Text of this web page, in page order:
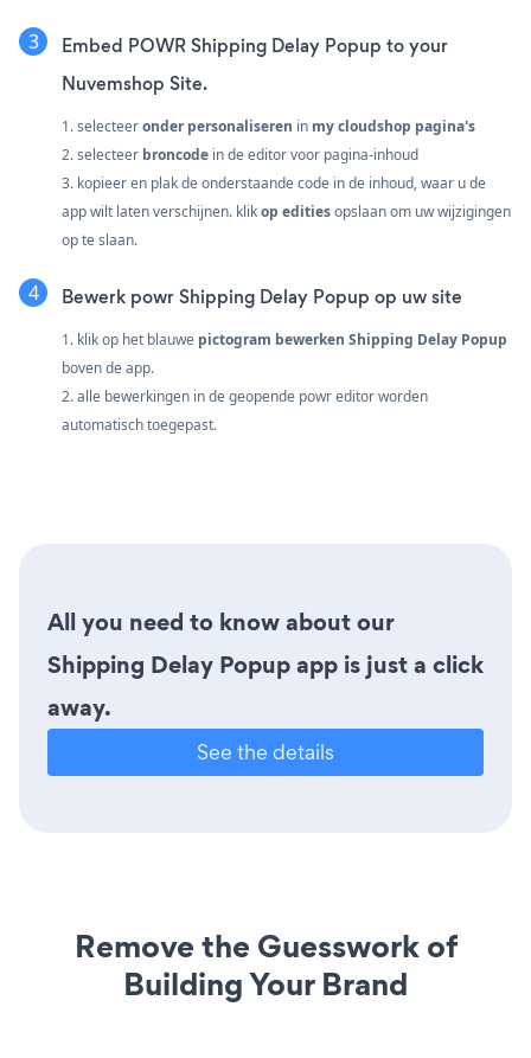
Embed POWR Shipping Delay Popup to your
Nuvemshop Site.
1. selecteeronder personaliseren in my cloudshop pagina's
2. selecteer broncode in de editor voor pagina-inhoud
3. kopieer en plak de onderstaande code in de inhoud, waar u de
app wilt laten verschijnen. klikop editiesopslaan om uw wijzigingen
op te slaan.
Bewerk powr Shipping Delay Popup op uw site
1. klik op het blauwe pictogram bewerken Shipping Delay Popup
boven de app.
2. alle bewerkingen in de geopende powr editor worden
automatisch toegepast.
All you need to know about our
Shipping Delay Popup app is just a click
away.
See the details
Remove the Guesswork of
Building Your Brand